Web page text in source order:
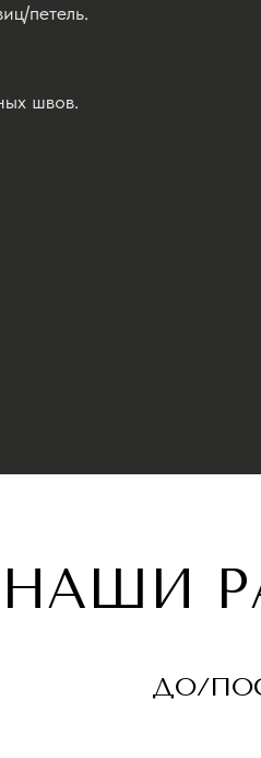
петель.
швов.
НАШИ
ДО/